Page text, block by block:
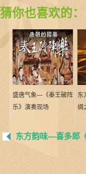
猜你也喜欢的：
盛唐气象—《秦王破阵
乐》演奏现场
东
绸
东方韵味—喜多郎